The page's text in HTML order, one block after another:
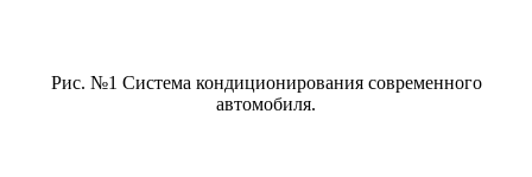
Рис. №1 Система кондиционирования современного
автомобиля.